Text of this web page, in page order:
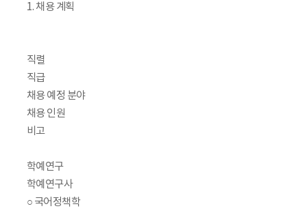
1. 채용 계획
직렬
직급
채용 예정 분야
채용 인원
비고
학예연구
학예연구사
○ 국어정책학